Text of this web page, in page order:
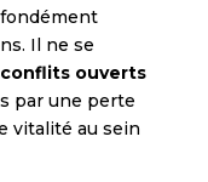
Il ne se
ouverts
par une perte
vitalité au sein